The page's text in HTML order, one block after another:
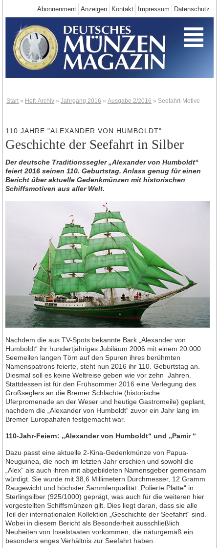
Datenschutz
Impressum
Kontakt
Anzeigen
Abonnenment
Deutschland-Neuheiten
Neuheiten 2025
Neuheiten 2024
Neuheiten 2022
Neuheiten 2020
Neuheiten 2019
Neuheiten 2018
Neuheiten 2017
Neuheiten 2016
Neuheiten 2013
Neuheiten 2012
Neuheiten 2011
Neuheiten 2010
Neuheiten 2009
Neuheiten 2008
Neuheiten 2007
Neuheiten 2006
Neuheiten 2005
Neuheiten 2004
Neuheiten 2003
Neuheiten 2002
Heft-Archiv
Jahrgang 2017
Jahrgang 2018
Jahrgang 2019
Jahrgang 2020
Jahrgang 2021
Jahrgang 2022
Jahrgang 2023
Start » Heft-Archiv »Jahrgang 2016 »Ausgabe 2/2016 » Seefahrt-Motive
110 JAHRE "ALEXANDER VON HUMBOLDT"
Geschichte der Seefahrt in Silber
Der deutsche Traditionssegler „Alexander von Humboldt“
feiert 2016 seinen 110. Geburtstag. Anlass genug für einen
Bericht über aktuelle Gedenkmünzen mit historischen
Schiffsmotiven aus aller Welt.
Nachdem die aus TV-Spots bekannte Bark „Alexander von
Humboldt“ ihr hundertjähriges Jubiläum 2006 mit einem 20.000
Seemeilen langen Törn auf den Spuren ihres berühmten
Namenspatrons feierte, steht nun 2016 ihr 110. Geburtstag an.
Diesmal soll es keine Weltreise geben wie vor zehn Jahren.
Stattdessen ist für den Frühsommer 2016 eine Verlegung des
Großseglers an die Bremer Schlachte (historische
Uferpromenade an der Weser und heutige Gastromeile) geplant,
nachdem die „Alexander von Humboldt“ zuvor ein Jahr lang im
Bremer Europahafen festgemacht war.
110-Jahr-Feiern: „Alexander von Humboldt“ und „Pamir “
Dazu passt eine aktuelle 2-Kina-Gedenkmünze von Papua-
Neuguinea, die noch im letzten Jahr erschien und sowohl die
„Alex“ als auch ihren mit abgebildeten Namensgeber gemeinsam
würdigt. Sie wurde mit 38,6 Millimetern Durchmesser, 12 Gramm
Raugewicht und höchster Sammlerqualität „Polierte Platte“ in
Sterlingsilber (925/1000) geprägt, was auch für die weiteren hier
vorgestellten Schiffsmünzen gilt. Dies liegt daran, dass sie alle
Teil der internationalen Kollektion „Geschichte der Seefahrt“ sind.
Wobei in diesem Bericht als Besonderheit ausschließlich
Neuheiten von Inselstaaten vorkommen, die naturgemäß ein
besonders enges Verhältnis zur Seefahrt haben.